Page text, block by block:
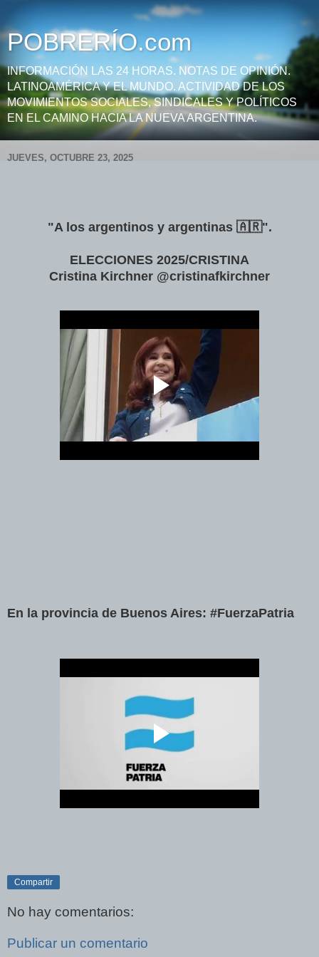
POBRERÍO.com
INFORMACIÓN LAS 24 HORAS. NOTAS DE OPINIÓN.
LATINOAMÉRICA Y EL MUNDO. ACTIVIDAD DE LOS
MOVIMIENTOS SOCIALES, SINDICALES Y POLÍTICOS
EN EL CAMINO HACIA LA NUEVA ARGENTINA.
JUEVES, OCTUBRE 23, 2025
"A los argentinos y argentinas 🇦🇷".
ELECCIONES 2025/CRISTINA
Cristina Kirchner @cristinafkirchner
En la provincia de Buenos Aires: #FuerzaPatria
Compartir
No hay comentarios:
Publicar un comentario